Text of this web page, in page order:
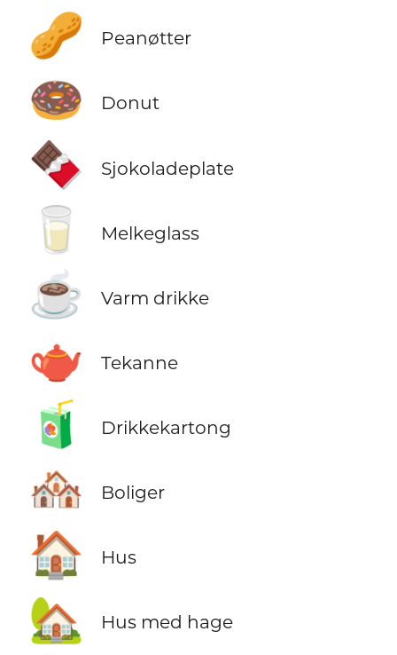
🥜 Peanøtter
🍩 Donut
🍫 Sjokoladeplate
🥛 Melkeglass
☕ Varm drikke
🫖 Tekanne
🧃 Drikkekartong
🏘️ Boliger
🏠 Hus
🏡 Hus med hage